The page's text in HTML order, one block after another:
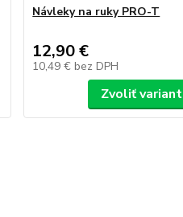
Návleky na ruky PRO-T
12,90 €
10,49 € bez DPH
Zvoliť variant